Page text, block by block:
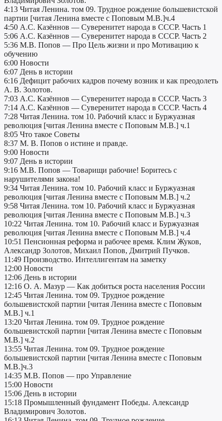
4:13 Читая Ленина. том 09. Трудное рождение большевистской
партии [читая Ленина вместе с Поповым М.В.]ч.4
4:50 А.С. Казённов — Суверенитет народа в СССР. Часть 1
5:06 А.С. Казённов — Суверенитет народа в СССР. Часть 2
5:36 М.В. Попов — Про Цель жизни и про Мотивацию к
обучению
6:00 Новости
6:07 День в истории
6:16 Дефицит рабочих кадров почему возник и как преодолеть
А. В. Золотов.
7:03 А.С. Казённов — Суверенитет народа в СССР. Часть 3
7:14 А.С. Казённов — Суверенитет народа в СССР. Часть 4
7:28 Читая Ленина. том 10. Рабочий класс и Буржуазная
революция [читая Ленина вместе с Поповым М.В.] ч.1
8:05 Что такое Советы
8:37 М. В. Попов о истине и правде.
9:00 Новости
9:07 День в истории
9:16 М.В. Попов — Товарищи рабочие! Боритесь с
нарушителями закона!
9:34 Читая Ленина. том 10. Рабочий класс и Буржуазная
революция [читая Ленина вместе с Поповым М.В.] ч.2
9:58 Читая Ленина. том 10. Рабочий класс и Буржуазная
революция [читая Ленина вместе с Поповым М.В.] ч.3
10:22 Читая Ленина. том 10. Рабочий класс и Буржуазная
революция [читая Ленина вместе с Поповым М.В.] ч.4
10:51 Пенсионная реформа и рабочее время. Клим Жуков,
Александр Золотов, Михаил Попов, Дмитрий Пучков.
11:49 Производство. Интеллигентам на заметку
12:00 Новости
12:06 День в истории
12:16 О. А. Мазур — Как добиться роста населения России
12:45 Читая Ленина. том 09. Трудное рождение
большевистской партии [читая Ленина вместе с Поповым
М.В.] ч.1
13:20 Читая Ленина. том 09. Трудное рождение
большевистской партии [читая Ленина вместе с Поповым
М.В.] ч.2
13:55 Читая Ленина. том 09. Трудное рождение
большевистской партии [читая Ленина вместе с Поповым
М.В.]ч.3
14:35 М.В. Попов — про Управление
15:00 Новости
15:06 День в истории
15:18 Промышленный фундамент Победы. Александр
Владимирович Золотов.